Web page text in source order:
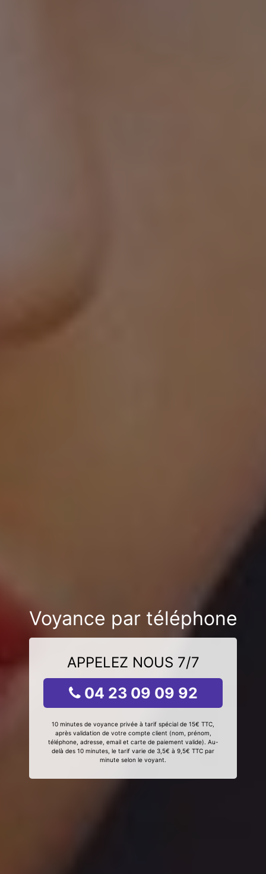
Voyance par téléphone
APPELEZ NOUS 7/7
04 23 09 09 92
10 minutes de voyance privée à tarif spécial de 15€ TTC,
après validation de votre compte client (nom, prénom,
téléphone, adresse, email et carte de paiement valide). Au-
delà des 10 minutes, le tarif varie de 3,5€ à 9,5€ TTC par
minute selon le voyant.